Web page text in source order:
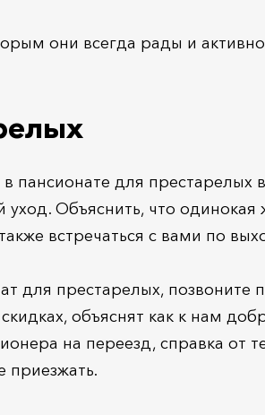
они всегда рады и
пансионате для престарелых
Объяснить, что одинокая
встречаться с вами по
для престарелых, позвоните
объяснят как к нам
на переезд, справка от
приезжать.